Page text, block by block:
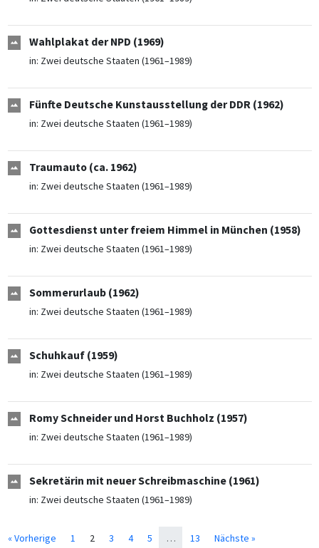
Wahlplakat der NPD (1969)
in: Zwei deutsche Staaten (1961–1989)
Fünfte Deutsche Kunstausstellung der DDR (1962)
in: Zwei deutsche Staaten (1961–1989)
Traumauto (ca. 1962)
in: Zwei deutsche Staaten (1961–1989)
Gottesdienst unter freiem Himmel in München (1958)
in: Zwei deutsche Staaten (1961–1989)
Sommerurlaub (1962)
in: Zwei deutsche Staaten (1961–1989)
Schuhkauf (1959)
in: Zwei deutsche Staaten (1961–1989)
Romy Schneider und Horst Buchholz (1957)
in: Zwei deutsche Staaten (1961–1989)
Sekretärin mit neuer Schreibmaschine (1961)
in: Zwei deutsche Staaten (1961–1989)
« Vorherige 1 2 3 4 5 … 13 Nächste »